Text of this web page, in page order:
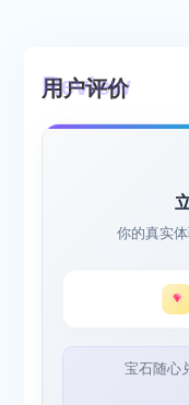
用户评价
你的真实
宝石随心